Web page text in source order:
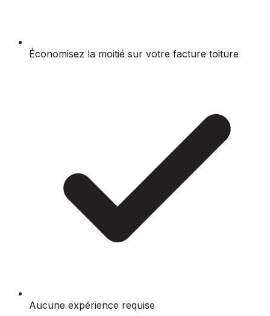
Économisez la moitié sur votre facture toiture
Aucune expérience requise